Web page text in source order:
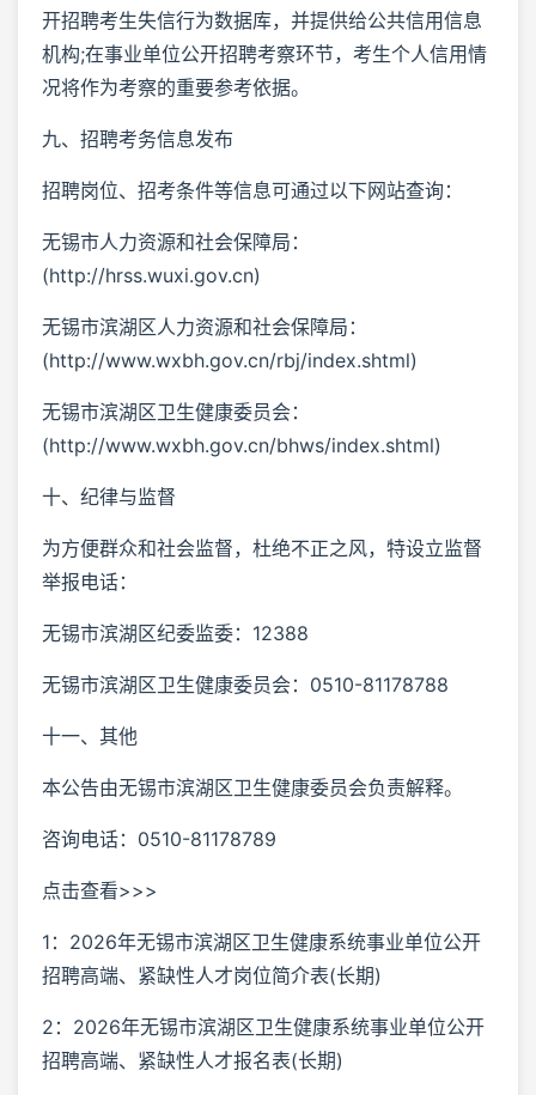
开招聘考生失信行为数据库，并提供给公共信用信息
机构;在事业单位公开招聘考察环节，考生个人信用情
况将作为考察的重要参考依据。
九、招聘考务信息发布
招聘岗位、招考条件等信息可通过以下网站查询：
无锡市人力资源和社会保障局：
(http://hrss.wuxi.gov.cn)
无锡市滨湖区人力资源和社会保障局：
(http://www.wxbh.gov.cn/rbj/index.shtml)
无锡市滨湖区卫生健康委员会：
(http://www.wxbh.gov.cn/bhws/index.shtml)
十、纪律与监督
为方便群众和社会监督，杜绝不正之风，特设立监督
举报电话：
无锡市滨湖区纪委监委：12388
无锡市滨湖区卫生健康委员会：0510-81178788
十一、其他
本公告由无锡市滨湖区卫生健康委员会负责解释。
咨询电话：0510-81178789
点击查看>>>
1：2026年无锡市滨湖区卫生健康系统事业单位公开
招聘高端、紧缺性人才岗位简介表(长期)
2：2026年无锡市滨湖区卫生健康系统事业单位公开
招聘高端、紧缺性人才报名表(长期)